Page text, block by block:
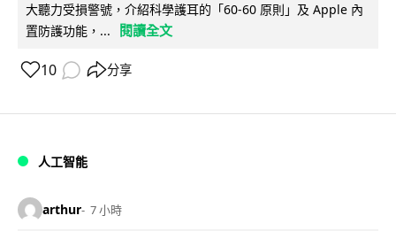
大聽力受損警號，介紹科學護耳的「60-60 原則」及 Apple 內
置防護功能，...
閱讀全文
10 分享
人工智能
arthur 7 小時